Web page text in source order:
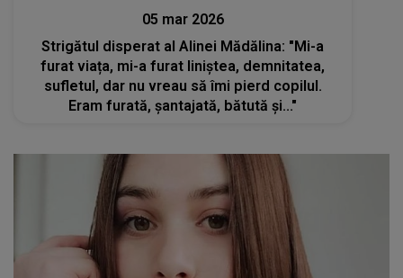
05 mar 2026
Strigătul disperat al Alinei Mădălina: "Mi-a
furat viața, mi-a furat liniștea, demnitatea,
sufletul, dar nu vreau să îmi pierd copilul.
Eram furată, șantajată, bătută și..."